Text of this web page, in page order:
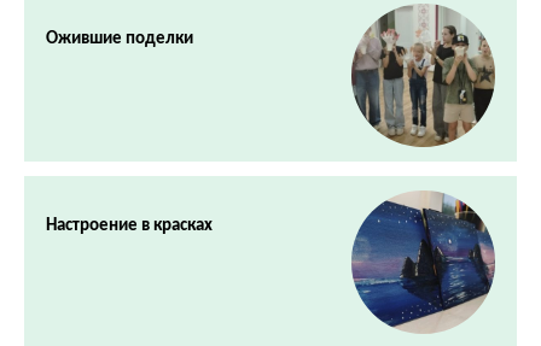
Ожившие поделки
Настроение в красках